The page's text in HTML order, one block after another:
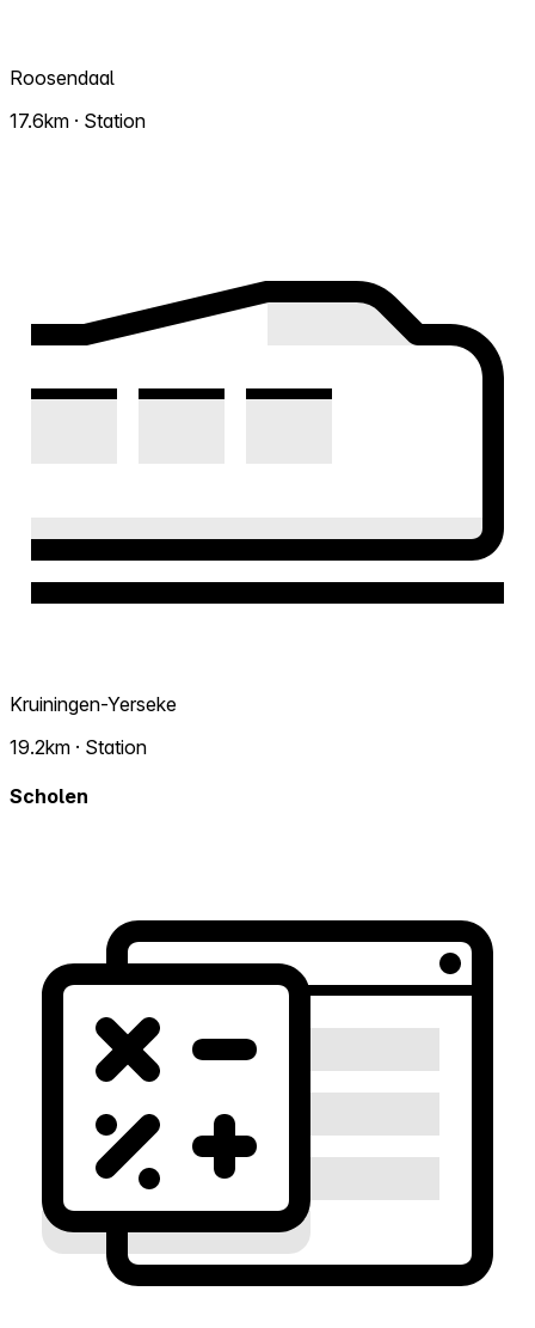
Roosendaal
17.6km · Station
Kruiningen-Yerseke
19.2km · Station
Scholen